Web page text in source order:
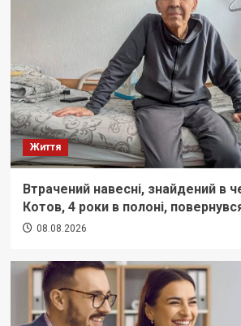
Життя
Втрачений навесні, знайдений в
Котов, 4 роки в полоні,
08.08.2026